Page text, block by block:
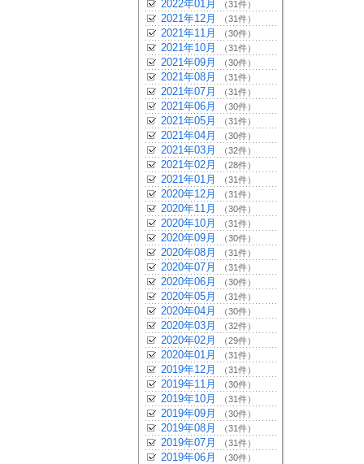
2022年01月 （31件）
2021年12月 （31件）
2021年11月 （30件）
2021年10月 （31件）
2021年09月 （30件）
2021年08月 （31件）
2021年07月 （31件）
2021年06月 （30件）
2021年05月 （31件）
2021年04月 （30件）
2021年03月 （32件）
2021年02月 （28件）
2021年01月 （31件）
2020年12月 （31件）
2020年11月 （30件）
2020年10月 （31件）
2020年09月 （30件）
2020年08月 （31件）
2020年07月 （31件）
2020年06月 （30件）
2020年05月 （31件）
2020年04月 （30件）
2020年03月 （32件）
2020年02月 （29件）
2020年01月 （31件）
2019年12月 （31件）
2019年11月 （30件）
2019年10月 （31件）
2019年09月 （30件）
2019年08月 （31件）
2019年07月 （31件）
2019年06月 （30件）